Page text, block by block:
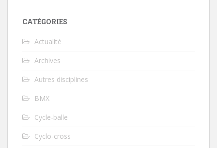
CATÉGORIES
Actualité
Archives
Autres disciplines
BMX
Cycle-balle
Cyclo-cross